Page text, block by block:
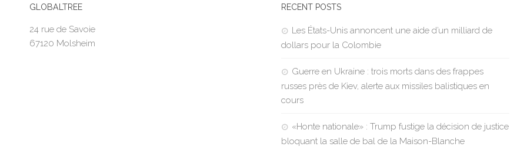
GLOBALTREE
24 rue de Savoie
67120 Molsheim
RECENT POSTS
Les États-Unis annoncent une aide d’un milliard de
dollars pour la Colombie
Guerre en Ukraine : trois morts dans des frappes
russes près de Kiev, alerte aux missiles balistiques en
cours
«Honte nationale» : Trump fustige la décision de justice
bloquant la salle de bal de la Maison-Blanche